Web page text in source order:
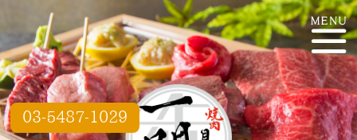
03-5487-1029